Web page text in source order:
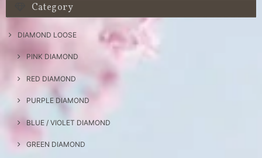
Category
DIAMOND LOOSE
PINK DIAMOND
RED DIAMOND
PURPLE DIAMOND
BLUE / VIOLET DIAMOND
GREEN DIAMOND